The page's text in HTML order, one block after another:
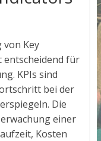
Key
entscheidend für
KPIs sind
bei der
Die
einer
Kosten